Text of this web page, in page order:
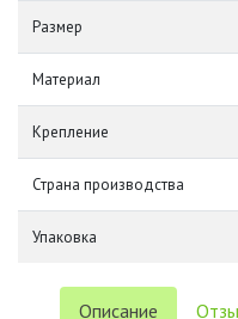
Размер
Материал
Крепление
Страна производства
Упаковка
Описание